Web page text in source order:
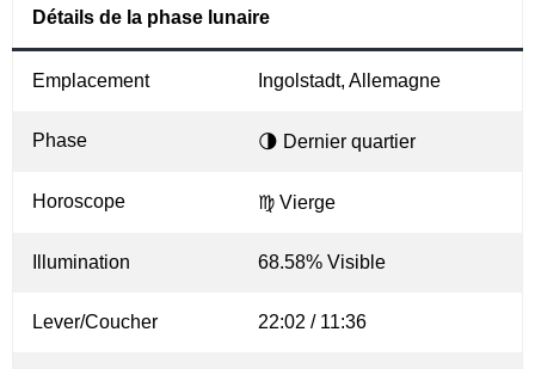
Détails de la phase lunaire
Emplacement Ingolstadt, Allemagne
Phase 🌗 Dernier quartier
Horoscope ♍ Vierge
Illumination 68.58% Visible
Lever/Coucher 22:02 / 11:36